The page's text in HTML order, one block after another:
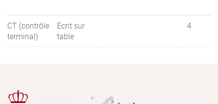
CT (contrôle
terminal)
Ecrit sur
table
4